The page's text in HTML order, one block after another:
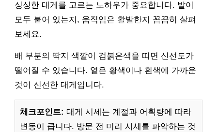
싱싱한 대게를 고르는 노하우가 중요합니다. 발이
모두 붙어 있는지, 움직임은 활발한지 꼼꼼히 살펴
보세요.
배 부분의 딱지 색깔이 검붉은색을 띠면 신선도가
떨어질 수 있습니다. 옅은 황색이나 흰색에 가까운
것이 신선한 대게입니다.
체크포인트: 대게 시세는 계절과 어획량에 따라
변동이 큽니다. 방문 전 미리 시세를 파악하는 것